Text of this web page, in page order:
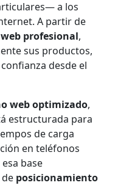
a los
A partir de
profesional,
sus productos,
desde el
web optimizado,
estructurada para
de carga
en teléfonos
base
posicionamiento